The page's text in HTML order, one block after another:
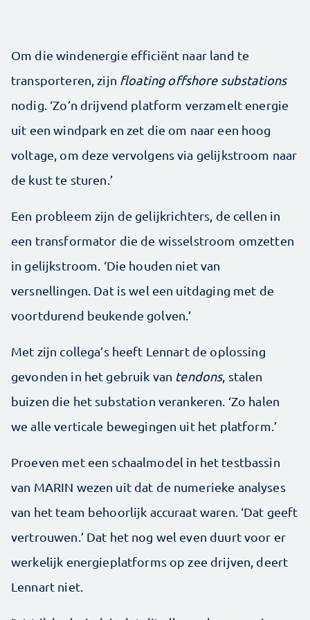
Om die windenergie efficiënt naar land te
transporteren, zijn floating offshore substations
nodig. ‘Zo’n drijvend platform verzamelt energie
uit een windpark en zet die om naar een hoog
voltage, om deze vervolgens via gelijkstroom naar
de kust te sturen.’
Een probleem zijn de gelijkrichters, de cellen in
een transformator die de wisselstroom omzetten
in gelijkstroom. ‘Die houden niet van
versnellingen. Dat is wel een uitdaging met de
voortdurend beukende golven.’
Met zijn collega’s heeft Lennart de oplossing
gevonden in het gebruik van tendons, stalen
buizen die het substation verankeren. ‘Zo halen
we alle verticale bewegingen uit het platform.’
Proeven met een schaalmodel in het testbassin
van MARIN wezen uit dat de numerieke analyses
van het team behoorlijk accuraat waren. ‘Dat geeft
vertrouwen.’ Dat het nog wel even duurt voor er
werkelijk energieplatforms op zee drijven, deert
Lennart niet.